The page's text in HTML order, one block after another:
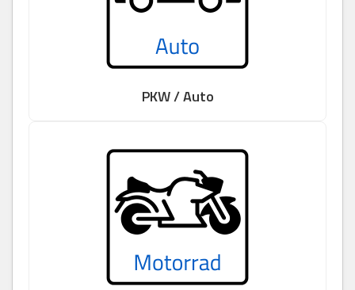
PKW / Auto